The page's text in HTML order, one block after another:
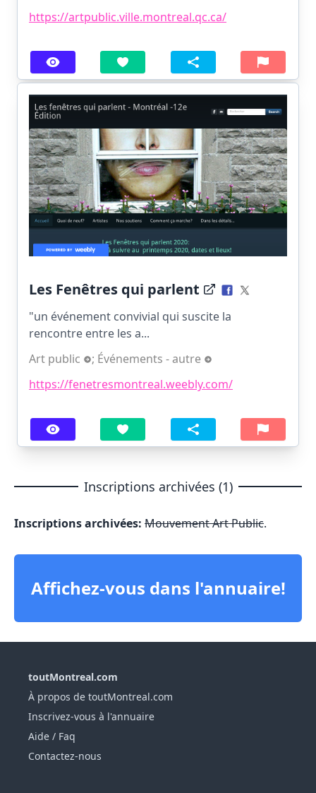
https://artpublic.ville.montreal.qc.ca/
Les Fenêtres qui parlent
"un événement convivial qui suscite la
rencontre entre les a...
Art public
; Événements - autre
https://fenetresmontreal.weebly.com/
Inscriptions archivées (1)
Inscriptions archivées: Mouvement Art Public.
Affichez-vous dans l'annuaire!
toutMontreal.com
À propos de toutMontreal.com
Inscrivez-vous à l'annuaire
Aide / Faq
Contactez-nous